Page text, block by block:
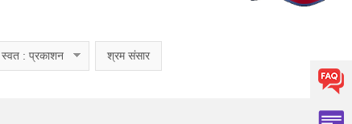
स्वत : प्रकाशन श्रम संसार